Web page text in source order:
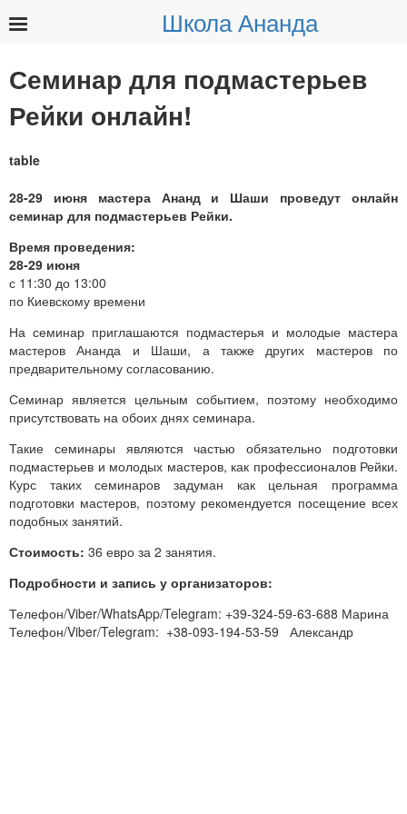
Школа Ананда
Семинар для подмастерьев
Рейки онлайн!
28-29 июня мастера Ананд и Шаши проведут онлайн
семинар для подмастерьев Рейки.
Время проведения:
28-29 июня
с 11:30 до 13:00
по Киевскому времени
На семинар приглашаются подмастерья и молодые мастера
мастеров Ананда и Шаши, а также других мастеров по
предварительному согласованию.
Семинар является цельным событием, поэтому необходимо
присутствовать на обоих днях семинара.
Такие семинары являются частью обязательно подготовки
подмастерьев и молодых мастеров, как профессионалов Рейки.
Курс таких семинаров задуман как цельная программа
подготовки мастеров, поэтому рекомендуется посещение всех
подобных занятий.
Стоимость: 36 евро за 2 занятия.
Подробности и запись у организаторов:
Телефон/Viber/WhatsApp/Telegram: +39-324-59-63-688 Марина
Телефон/Viber/Telegram: +38-093-194-53-59 Александр